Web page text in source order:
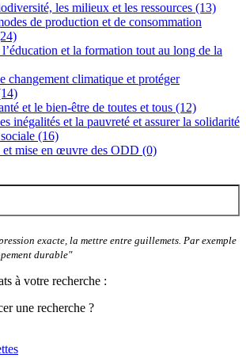
les milieux et les ressources (13)
de production et de consommation
l’éducation et la formation tout au long de la
changement climatique et protéger
et le bien-être de toutes et tous (12)
inégalités et la pauvreté et assurer la solidarité
(16)
mise en œuvre des ODD (0)
exacte, la mettre entre guillemets. Par exemple
durable"
à votre recherche :
une recherche ?